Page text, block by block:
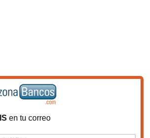
en tu correo